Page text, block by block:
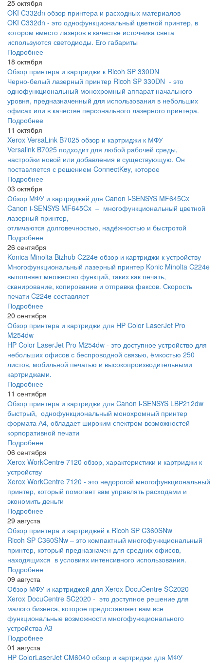
25 октября
OKI C332dn обзор принтера и расходных материалов
OKI C332dn - это однофункциональный цветной принтер, в
котором вместо лазеров в качестве источника света
используются светодиоды. Его габариты
Подробнее
18 октября
Обзор принтера и картриджи к Ricoh SP 330DN
Черно-белый лазерный принтер Ricoh SP 330DN - это
однофункциональный монохромный аппарат начального
уровня, предназначенный для использования в небольших
офисах или в качестве персонального лазерного принтера.
Подробнее
11 октября
Xerox VersaLink B7025 обзор и картриджи к МФУ
Versalink B7025 подходит для любой рабочей среды,
настройки новой или добавления в существующую. Он
поставляется с решением ConnectKey, которое
Подробнее
03 октября
Обзор МФУ и картриджей для Canon i-SENSYS MF645Cx
Canon i-SENSYS MF645Cx – многофункциональный цветной
лазерный принтер,
отличаются долговечностью, надёжностью и быстротой
Подробнее
26 сентября
Konica Minolta Bizhub C224e обзор и картриджи к устройству
Многофункциональный лазерный принтер Konic Minolta C224e
выполняет множество функций, таких как печать,
сканирование, копирование и отправка факсов. Скорость
печати C224e составляет
Подробнее
20 сентября
Обзор принтера и картриджи для HP Color LaserJet Pro
M254dw
HP Color LaserJet Pro M254dw - это доступное устройство для
небольших офисов с беспроводной связью, ёмкостью 250
листов, мобильной печатью и высокопроизводительными
картриджами.
Подробнее
11 сентября
Обзор принтера и картриджи для Canon i-SENSYS LBP212dw
быстрый, однофункциональный монохромный принтер
формата А4, обладает широким спектром возможностей
корпоративной печати
Подробнее
06 сентября
Xerox WorkCentre 7120 обзор, характеристики и картриджи к
устройству
Xerox WorkCentre 7120 - это недорогой многофункциональный
принтер, который помогает вам управлять расходами и
экономить деньги
Подробнее
29 августа
Обзор принтера и картриджей к Ricoh SP C360SNw
Ricoh SP C360SNw – это компактный многофункциональный
принтер, который предназначен для средних офисов,
находящихся в условиях интенсивного использования.
Подробнее
09 августа
Обзор МФУ и картриджей для Xerox DocuCentre SC2020
Xerox DocuCentre SC2020 - это доступное решение для
малого бизнеса, которое предоставляет вам все
функциональные возможности многофункционального
устройства A3
Подробнее
01 августа
HP ColorLaserJet CM6040 обзор и картриджи для МФУ